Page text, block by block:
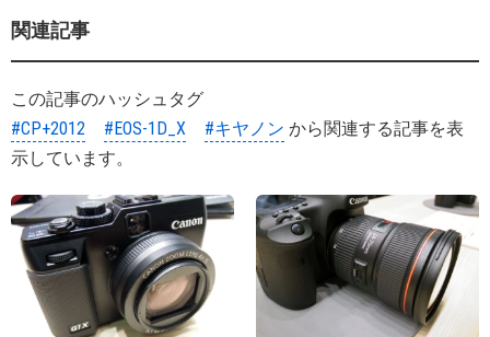
関連記事
この記事のハッシュタグ
#CP+2012
#EOS-1D_X #キヤノン から関連する記事を表
示しています。